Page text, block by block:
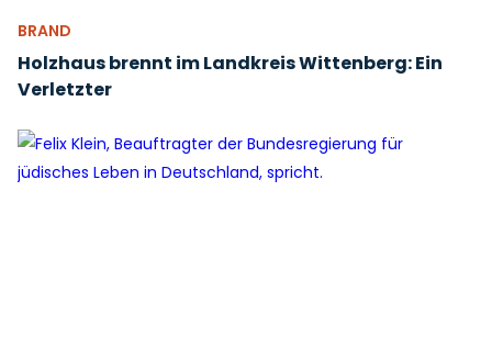
BRAND
Holzhaus brennt im Landkreis Wittenberg: Ein
Verletzter